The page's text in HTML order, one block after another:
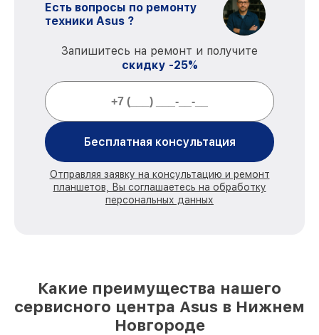
Есть вопросы по ремонту
техники Asus ?
Запишитесь на ремонт и получите
скидку -25%
Бесплатная консультация
Отправляя заявку на консультацию и ремонт
планшетов, Вы соглашаетесь на обработку
персональных данных
Какие преимущества нашего
сервисного центра Asus в Нижнем
Новгороде